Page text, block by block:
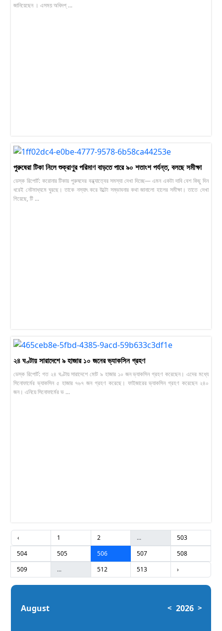
জানিয়েছেন । এসময় অধিদপ্ ...
পুরুষেরা টিকা নিলে শুক্রাণুর পরিমাণ বাড়তে পারে ৯০ শতাংশ পর্যন্ত, বলছে সমীক্ষা
ডেস্ক রিপোর্ট: করোনার টিকায় পুরুষদের বন্ধ্যাত্বের সমস্যা দেখা দিচ্ছে— এমন একটা দাবি বেশ কিছু দিন
ধরেই নেটমাধ্যমে ঘুরছে। তাকে নস্যাৎ করে উল্টো সম্ভাবনার কথা জানালো হালের সমীক্ষা। তাতে দেখা
গিয়েছে, টি ...
২৪ ঘণ্টায় সারাদেশে ৯ হাজার ১০ জনের ভ্যাকসিন গ্রহণ
ডেস্ক রিপোর্ট: গত ২৪ ঘণ্টায় সারাদেশে মোট ৯ হাজার ১০ জন ভ্যাকসিন গ্রহণ করেছেন। এদের মধ্যে
সিনোফার্মের ভ্যাকসিন ৫ হাজার ৭৬৭ জন গ্রহণ করেছে। ফাইজারের ভ্যাকসিন গ্রহণ করেছেন ২৪০
জন। এনিয়ে সিনোফার্মের ভ ...
‹ 1 2 ...
503
504
505 506 507
508
509
... 512 513 ›
August < 2026 >